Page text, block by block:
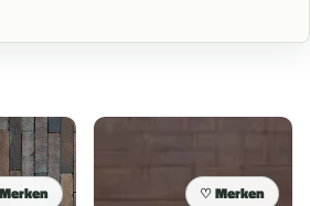
Merken Merken